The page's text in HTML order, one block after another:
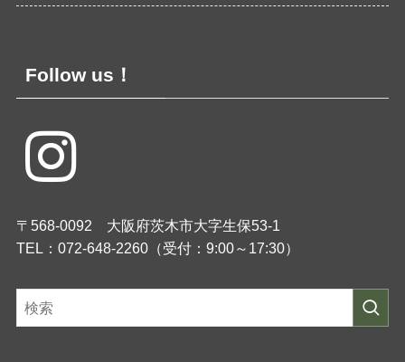
Follow us！
〒568-0092 大阪府茨木市大字生保53-1
TEL：072-648-2260（受付：9:00～17:30）